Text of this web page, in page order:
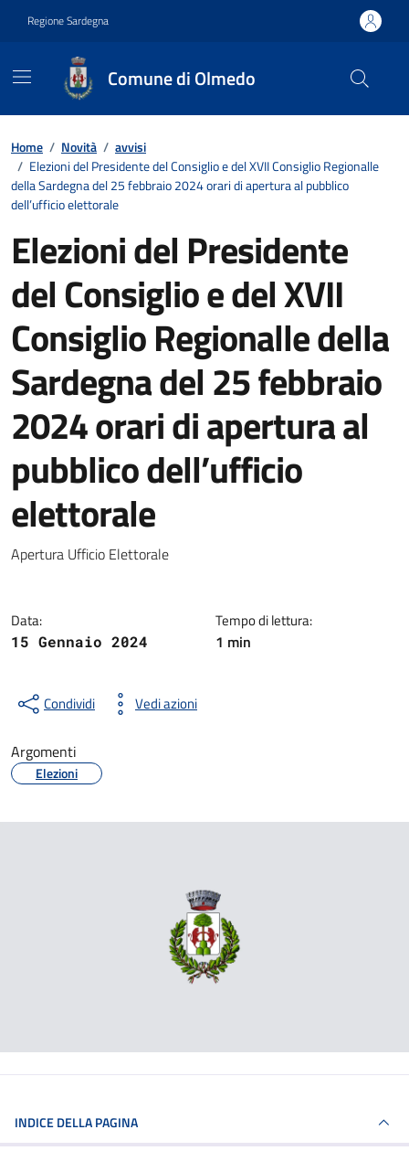
Regione Sardegna
Comune di Olmedo
Contenuti in evidenza
Home / Novità / avvisi
/ Elezioni del Presidente del Consiglio e del XVII Consiglio Regionalle
della Sardegna del 25 febbraio 2024 orari di apertura al pubblico
dell’ufficio elettorale
Elezioni del Presidente
del Consiglio e del XVII
Consiglio Regionalle della
Sardegna del 25 febbraio
2024 orari di apertura al
pubblico dell’ufficio
elettorale
Dettagli della notizia
Apertura Ufficio Elettorale
Data:
15 Gennaio 2024
Tempo di lettura:
1 min
Condividi Vedi azioni
Argomenti
Elezioni
INDICE DELLA PAGINA